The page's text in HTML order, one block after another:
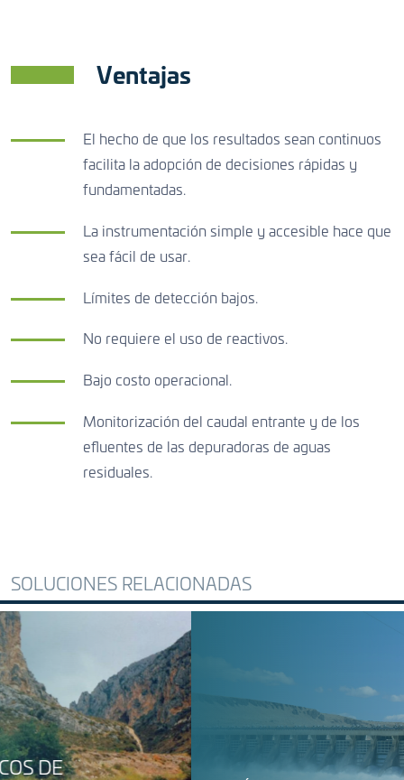
Ventajas
El hecho de que los resultados sean continuos
facilita la adopción de decisiones rápidas y
fundamentadas.
La instrumentación simple y accesible hace que
sea fácil de usar.
Límites de detección bajos.
No requiere el uso de reactivos.
Bajo costo operacional.
Monitorización del caudal entrante y de los
efluentes de las depuradoras de aguas
residuales.
SOLUCIONES RELACIONADAS